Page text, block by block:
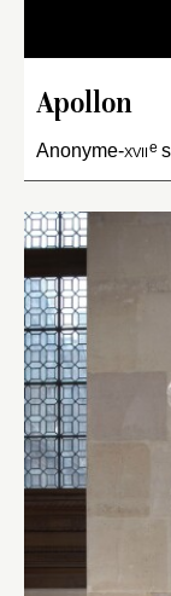
Apollon
Anonyme-xviie